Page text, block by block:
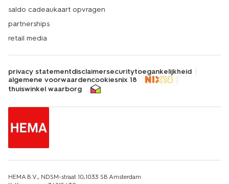
saldo cadeaukaart opvragen
partnerships
retail media
privacy statementdisclaimersecuritytoegankelijkheid
algemene voorwaardencookiesnix 18
thuiswinkel waarborg
HEMA B.V., NDSM-straat 10,1033 SB Amsterdam